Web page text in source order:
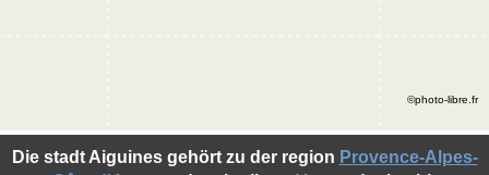
Die stadt Aiguines gehört zu der region Provence-Alpes-
©photo-libre.fr